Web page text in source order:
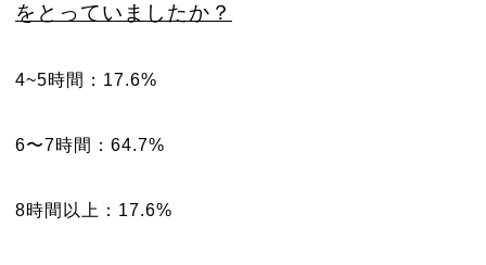
をとっていましたか？
4~5時間：17.6%
6〜7時間：64.7%
8時間以上：17.6%